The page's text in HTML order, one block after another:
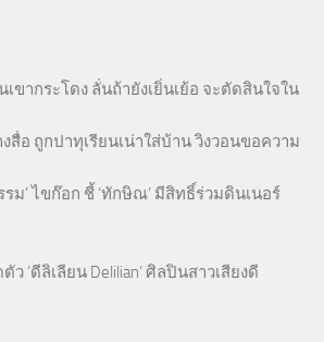
เขากระโดง ลั่นถ้ายังเยิ่นเย้อ จะตัดสินใจใน
สื่อ ถูกปาทุเรียนเน่าใส่บ้าน วิงวอนขอความ
รม’ ไขก๊อก ชี้ ‘ทักษิณ’ มีสิทธิ์ร่วมดินเนอร์
ตัว ‘ดีลิเลียน Delilian’ ศิลปินสาวเสียงดี